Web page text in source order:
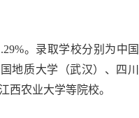
。录取学校分别为中
地质大学（武汉）、四
西农业大学等院校。